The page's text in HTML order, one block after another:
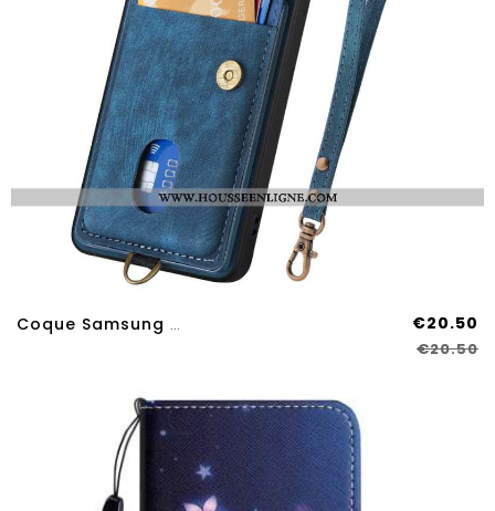
Coque Samsung Galaxy A17 4G / 5G Effet Daim Avec Porte-Cartes Et Lanière €20.50
€20.50